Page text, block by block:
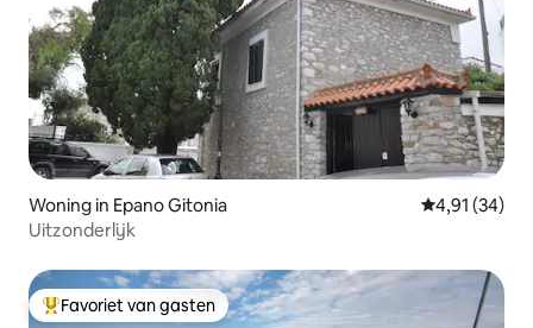
Woning in Epano Gitonia Gemiddelde
4,91 (34)
Uitzonderlijk
Topfavoriet van gasten
Favoriet van gasten